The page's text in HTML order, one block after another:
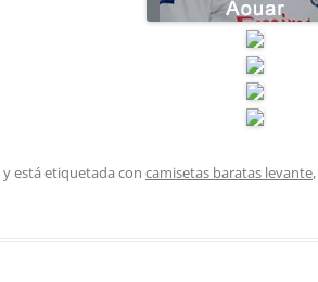
y está etiquetada con camisetas baratas levante,